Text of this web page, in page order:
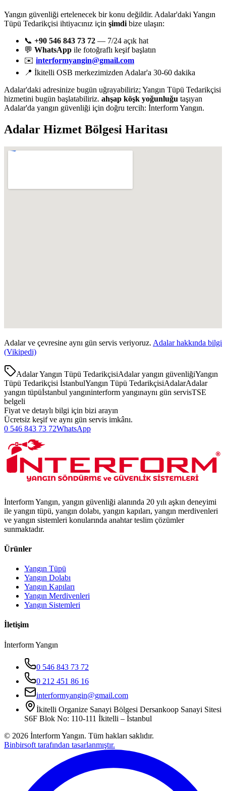
Yangın güvenliği ertelenecek bir konu değildir. Adalar'daki Yangın
Tüpü Tedarikçisi ihtiyacınız için şimdi bize ulaşın:
📞 +90 546 843 73 72 — 7/24 açık hat
💬 WhatsApp ile fotoğraflı keşif başlatın
✉️ interformyangin@gmail.com
📍 İkitelli OSB merkezimizden Adalar'a 30-60 dakika
Adalar'daki adresinize bugün uğrayabiliriz; Yangın Tüpü Tedarikçisi
hizmetini bugün başlatabiliriz. ahşap köşk yoğunluğu taşıyan
Adalar'da yangın güvenliği için doğru tercih: İnterform Yangın.
Adalar Hizmet Bölgesi Haritası
Adalarve çevresine aynı gün servis veriyoruz. Adalarhakkında bilgi
(Vikipedi)
Adalar Yangın Tüpü TedarikçisiAdalar yangın güvenliğiYangın
Tüpü Tedarikçisi İstanbulYangın Tüpü TedarikçisiAdalarAdalar
yangın tüpüİstanbul yangıninterform yangınaynı gün servisTSE
belgeli
Fiyat ve detaylı bilgi için bizi arayın
Ücretsiz keşif ve aynı gün servis imkânı.
0 546 843 73 72WhatsApp
İnterform Yangın, yangın güvenliği alanında 20 yılı aşkın deneyimi
ile yangın tüpü, yangın dolabı, yangın kapıları, yangın merdivenleri
ve yangın sistemleri konularında anahtar teslim çözümler
sunmaktadır.
Ürünler
Yangın Tüpü
Yangın Dolabı
Yangın Kapıları
Yangın Merdivenleri
Yangın Sistemleri
İletişim
İnterform Yangın
0 546 843 73 72
0 212 451 86 16
interformyangin@gmail.com
İkitelli Organize Sanayi Bölgesi Dersankoop Sanayi Sitesi
S6F Blok No: 110-111 İkitelli – İstanbul
© 2026 İnterform Yangın. Tüm hakları saklıdır.
Binbirsoft tarafından tasarlanmıştır.